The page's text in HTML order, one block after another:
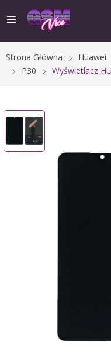
Strona Główna Huawei
P30
Wyświetlacz